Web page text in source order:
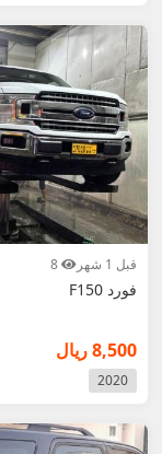
قبل 1 شهر
فورد F150
8,500 ريال
2020